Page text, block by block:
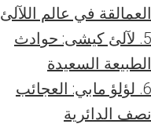
العمالقة في عالم اللآلئ
5. لآلئ كيشى: حوادث
الطبيعة السعيدة
6. لؤلؤ مابي: العجائب
نصف الدائرية